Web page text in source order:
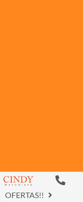
OFERTAS!!